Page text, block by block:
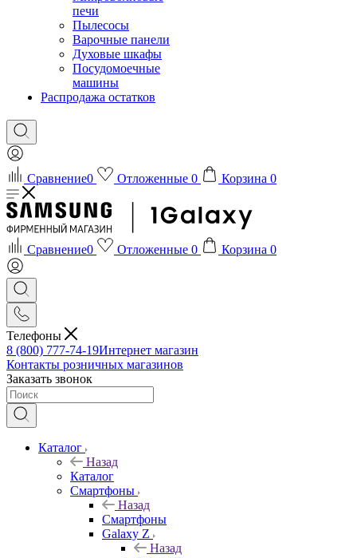
печи
Пылесосы
Варочные панели
Духовые шкафы
Посудомоечные
машины
Распродажа остатков
Сравнение0 Отложенные 0 Корзина 0
Сравнение0 Отложенные 0 Корзина 0
Телефоны
8 (800) 777-74-19Интернет магазин
Контакты розничных магазинов
Заказать звонок
Каталог
Назад
Каталог
Смартфоны
Назад
Смартфоны
Galaxy Z
Назад